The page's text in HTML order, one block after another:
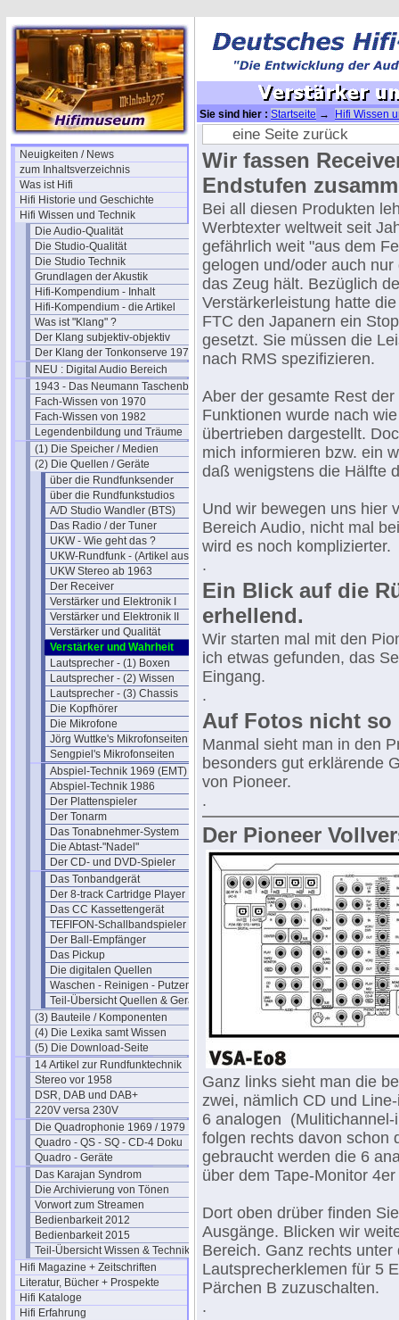
Neuigkeiten / News
zum Inhaltsverzeichnis
Was ist Hifi
Hifi Historie und Geschichte
Hifi Wissen und Technik
Die Audio-Qualität
Die Studio-Qualität
Die Studio Technik
Grundlagen der Akustik
Hifi-Kompendium - Inhalt
Hifi-Kompendium - die Artikel
Was ist "Klang" ?
Der Klang subjektiv-objektiv
Der Klang der Tonkonserve 1979
NEU : Digital Audio Bereich
1943 - Das Neumann Taschenbuch
Fach-Wissen von 1970
Fach-Wissen von 1982
Legendenbildung und Träume
(1) Die Speicher / Medien
(2) Die Quellen / Geräte
über die Rundfunksender
über die Rundfunkstudios
A/D Studio Wandler (BTS)
Das Radio / der Tuner
UKW - Wie geht das ?
UKW-Rundfunk - (Artikel aus 1950)
UKW Stereo ab 1963
Der Receiver
Verstärker und Elektronik I
Verstärker und Elektronik II
Verstärker und Qualität
Verstärker und Wahrheit
Lautsprecher - (1) Boxen
Lautsprecher - (2) Wissen
Lautsprecher - (3) Chassis
Die Kopfhörer
Die Mikrofone
Jörg Wuttke's Mikrofonseiten
Sengpiel's Mikrofonseiten
Abspiel-Technik 1969 (EMT)
Abspiel-Technik 1986
Der Plattenspieler
Der Tonarm
Das Tonabnehmer-System
Die Abtast-"Nadel"
Der CD- und DVD-Spieler
Das Tonbandgerät
Der 8-track Cartridge Player
Das CC Kassettengerät
TEFIFON-Schallbandspieler (1950)
Der Ball-Empfänger
Das Pickup
Die digitalen Quellen
Waschen - Reinigen - Putzen
Teil-Übersicht Quellen & Geräte
(3) Bauteile / Komponenten
(4) Die Lexika samt Wissen
(5) Die Download-Seite
14 Artikel zur Rundfunktechnik
Stereo vor 1958
DSR, DAB und DAB+
220V versa 230V
Die Quadrophonie 1969 / 1979
Quadro - QS - SQ - CD-4 Doku
Quadro - Geräte
Das Karajan Syndrom
Die Archivierung von Tönen
Vorwort zum Streamen
Bedienbarkeit 2012
Bedienbarkeit 2015
Teil-Übersicht Wissen & Technik
Hifi Magazine + Zeitschriften
Literatur, Bücher + Prospekte
Hifi Kataloge
Hifi Erfahrung
Sie sind hier : Startseite →
Hifi Wissen
Wahrheiteine Seite zurück
Wir fassen
Endstufen
Bei all diesen Produkten
Werbtexter weltweit seit
gefährlich weit "aus dem
gelogen und/oder auch
das Zeug hält. Bezüglich
Verstärkerleistung hatte
FTC den Japanern ein
gesetzt. Sie müssen die
nach RMS spezifizieren.
Aber der gesamte Rest
Funktionen wurde nach
übertrieben dargestellt.
mich informieren bzw. ein
daß wenigstens die Hälfte
Und wir bewegen uns hier
Bereich Audio, nicht mal
wird es noch komplizierter.
.
Ein Blick auf die
erhellend.
Wir starten mal mit den
ich etwas gefunden, das
Eingang.
.
Auf Fotos nicht so
Manmal sieht man in den
besonders gut erklärende
von Pioneer.
.
Der Pioneer
Ganz links sieht man die
zwei, nämlich CD und
6 analogen
folgen rechts davon schon
gebraucht werden die 6
über dem Tape-Monitor
Dort oben drüber finden
Ausgänge. Blicken wir
Bereich. Ganz rechts
Lautsprecherklemen für 5
Pärchen B zuzuschalten.
.